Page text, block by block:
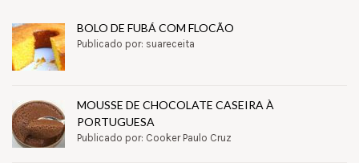
BOLO DE FUBÁ COM FLOCÃO
Publicado por: suareceita
MOUSSE DE CHOCOLATE CASEIRA À
PORTUGUESA
Publicado por: Cooker Paulo Cruz